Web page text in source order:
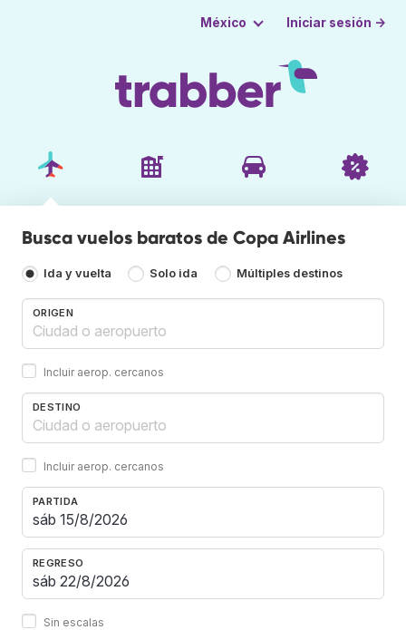
México Iniciar sesión →
Busca vuelos baratos de Copa Airlines
Ida y vuelta Solo ida Múltiples destinos
ORIGEN
Incluir aerop. cercanos
DESTINO
Incluir aerop. cercanos
PARTIDA
REGRESO
Sin escalas